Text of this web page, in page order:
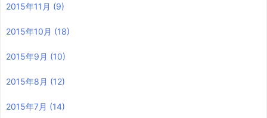
2015年11月 (9)
2015年10月 (18)
2015年9月 (10)
2015年8月 (12)
2015年7月 (14)